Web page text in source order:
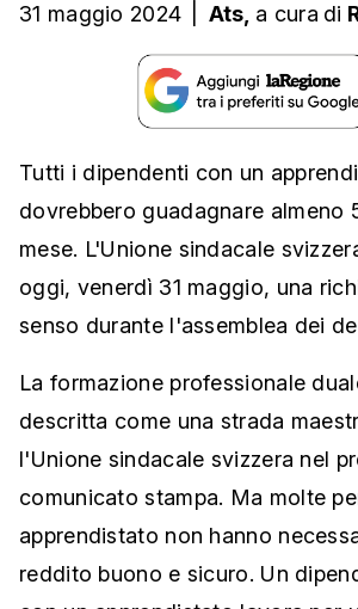
31 maggio 2024 Ats, a cura di
Tutti i dipendenti con un
dovrebbero guadagnare almeno
mese. L'Unione sindacale
oggi, venerdì 31 maggio, una
senso durante l'assemblea dei
La formazione professionale
descritta come una strada
l'Unione sindacale svizzera nel
comunicato stampa. Ma molte
apprendistato non hanno
reddito buono e sicuro. Un